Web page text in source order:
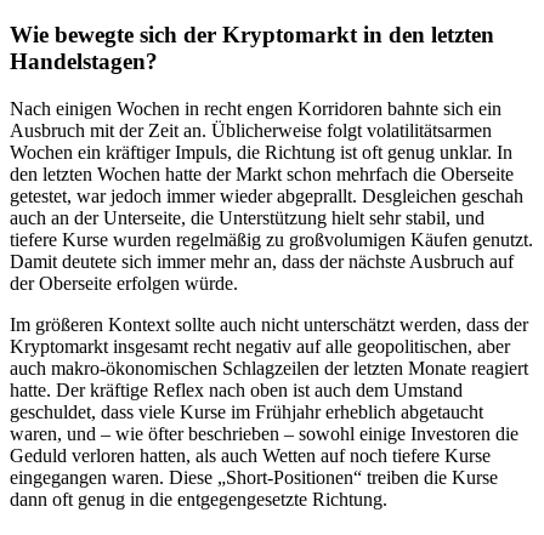
Wie bewegte sich der Kryptomarkt in den letzten
Handelstagen?
Nach einigen Wochen in recht engen Korridoren bahnte sich ein
Ausbruch mit der Zeit an. Üblicherweise folgt volatilitätsarmen
Wochen ein kräftiger Impuls, die Richtung ist oft genug unklar. In
den letzten Wochen hatte der Markt schon mehrfach die Oberseite
getestet, war jedoch immer wieder abgeprallt. Desgleichen geschah
auch an der Unterseite, die Unterstützung hielt sehr stabil, und
tiefere Kurse wurden regelmäßig zu großvolumigen Käufen genutzt.
Damit deutete sich immer mehr an, dass der nächste Ausbruch auf
der Oberseite erfolgen würde.
Im größeren Kontext sollte auch nicht unterschätzt werden, dass der
Kryptomarkt insgesamt recht negativ auf alle geopolitischen, aber
auch makro-ökonomischen Schlagzeilen der letzten Monate reagiert
hatte. Der kräftige Reflex nach oben ist auch dem Umstand
geschuldet, dass viele Kurse im Frühjahr erheblich abgetaucht
waren, und – wie öfter beschrieben – sowohl einige Investoren die
Geduld verloren hatten, als auch Wetten auf noch tiefere Kurse
eingegangen waren. Diese „Short-Positionen“ treiben die Kurse
dann oft genug in die entgegengesetzte Richtung.